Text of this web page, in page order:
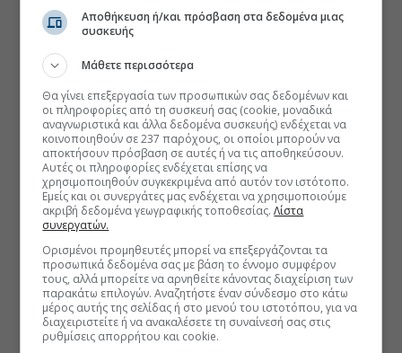
Αποθήκευση ή/και πρόσβαση στα δεδομένα μιας
συσκευής
Μάθετε περισσότερα
Θα γίνει επεξεργασία των προσωπικών σας δεδομένων και
οι πληροφορίες από τη συσκευή σας (cookie, μοναδικά
αναγνωριστικά και άλλα δεδομένα συσκευής) ενδέχεται να
κοινοποιηθούν σε 237 παρόχους, οι οποίοι μπορούν να
αποκτήσουν πρόσβαση σε αυτές ή να τις αποθηκεύσουν.
Αυτές οι πληροφορίες ενδέχεται επίσης να
χρησιμοποιηθούν συγκεκριμένα από αυτόν τον ιστότοπο.
Εμείς και οι συνεργάτες μας ενδέχεται να χρησιμοποιούμε
ακριβή δεδομένα γεωγραφικής τοποθεσίας.Λίστα
συνεργατών.
Ορισμένοι προμηθευτές μπορεί να επεξεργάζονται τα
προσωπικά δεδομένα σας με βάση το έννομο συμφέρον
τους, αλλά μπορείτε να αρνηθείτε κάνοντας διαχείριση των
παρακάτω επιλογών. Αναζητήστε έναν σύνδεσμο στο κάτω
μέρος αυτής της σελίδας ή στο μενού του ιστοτόπου, για να
διαχειριστείτε ή να ανακαλέσετε τη συναίνεσή σας στις
ρυθμίσεις απορρήτου και cookie.